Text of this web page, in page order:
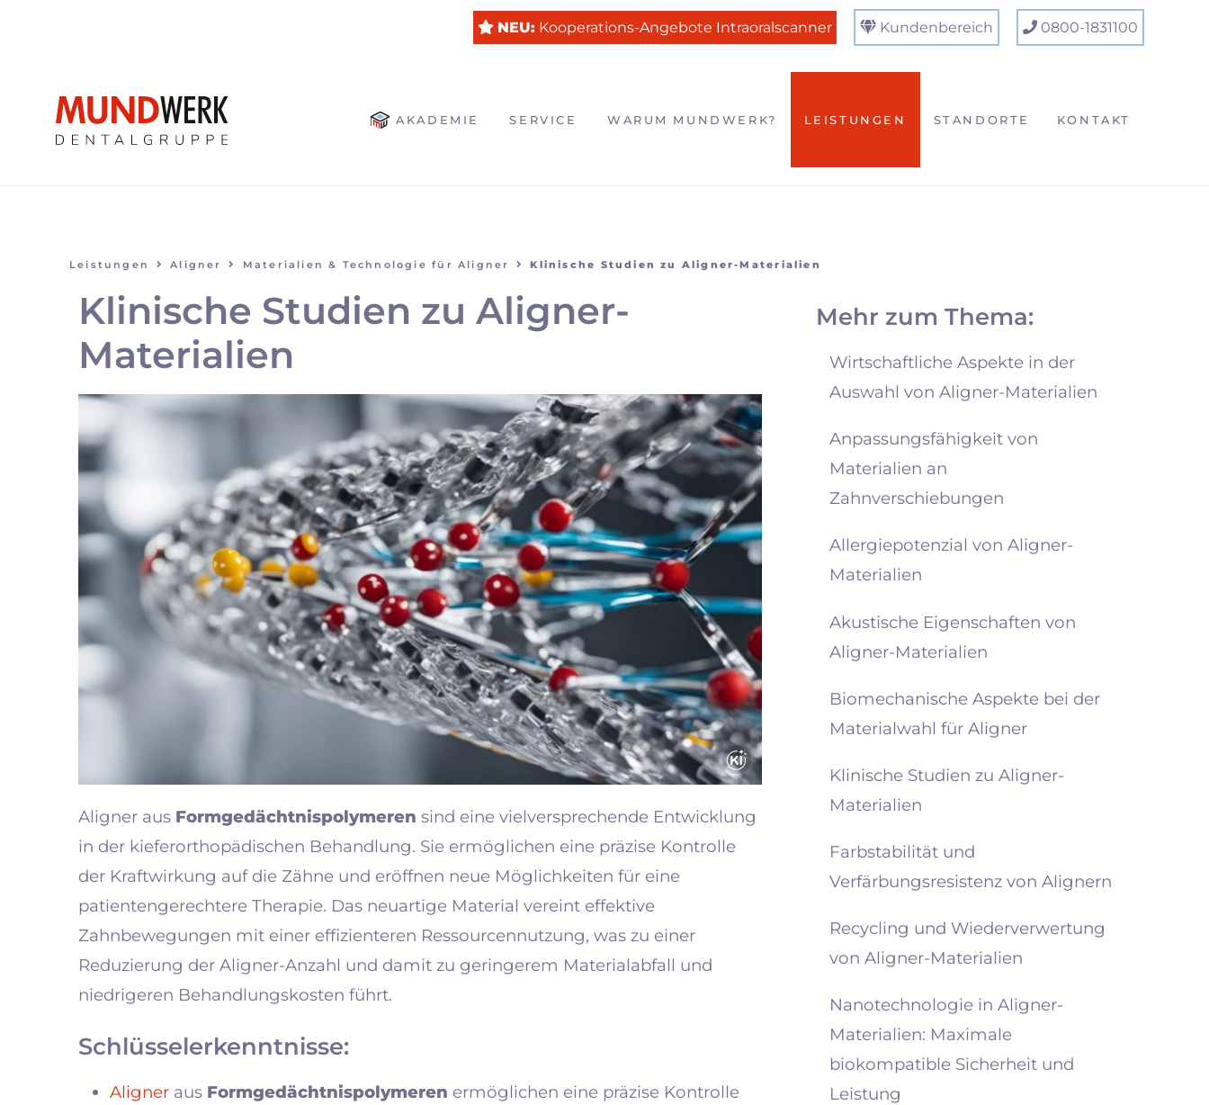
NEU: Kooperations-Angebote Intraoralscanner Kundenbereich 0800-1831100
NAVIGATION
AKADEMIE SERVICE WARUM MUNDWERK? LEISTUNGEN STANDORTE KONTAKT
Leistungen Aligner Materialien & Technologie für Aligner Klinische Studien zu Aligner-Materialien
Klinische Studien zu Aligner-
Materialien
Aligner aus Formgedächtnispolymeren sind eine vielversprechende Entwicklung
in der kieferorthopädischen Behandlung. Sie ermöglichen eine präzise Kontrolle
der Kraftwirkung auf die Zähne und eröffnen neue Möglichkeiten für eine
patientengerechtere Therapie. Das neuartige Material vereint effektive
Zahnbewegungen mit einer effizienteren Ressourcennutzung, was zu einer
Reduzierung der Aligner-Anzahl und damit zu geringerem Materialabfall und
niedrigeren Behandlungskosten führt.
Schlüsselerkenntnisse:
Aligneraus Formgedächtnispolymeren ermöglichen eine präzise Kontrolle
Mehr zum Thema:
Wirtschaftliche Aspekte in der
Auswahl von Aligner-Materialien
Anpassungsfähigkeit von
Materialien an
Zahnverschiebungen
Allergiepotenzial von Aligner-
Materialien
Akustische Eigenschaften von
Aligner-Materialien
Biomechanische Aspekte bei der
Materialwahl für Aligner
Klinische Studien zu Aligner-
Materialien
Farbstabilität und
Verfärbungsresistenz von Alignern
Recycling und Wiederverwertung
von Aligner-Materialien
Nanotechnologie in Aligner-
Materialien: Maximale
biokompatible Sicherheit und
Leistung